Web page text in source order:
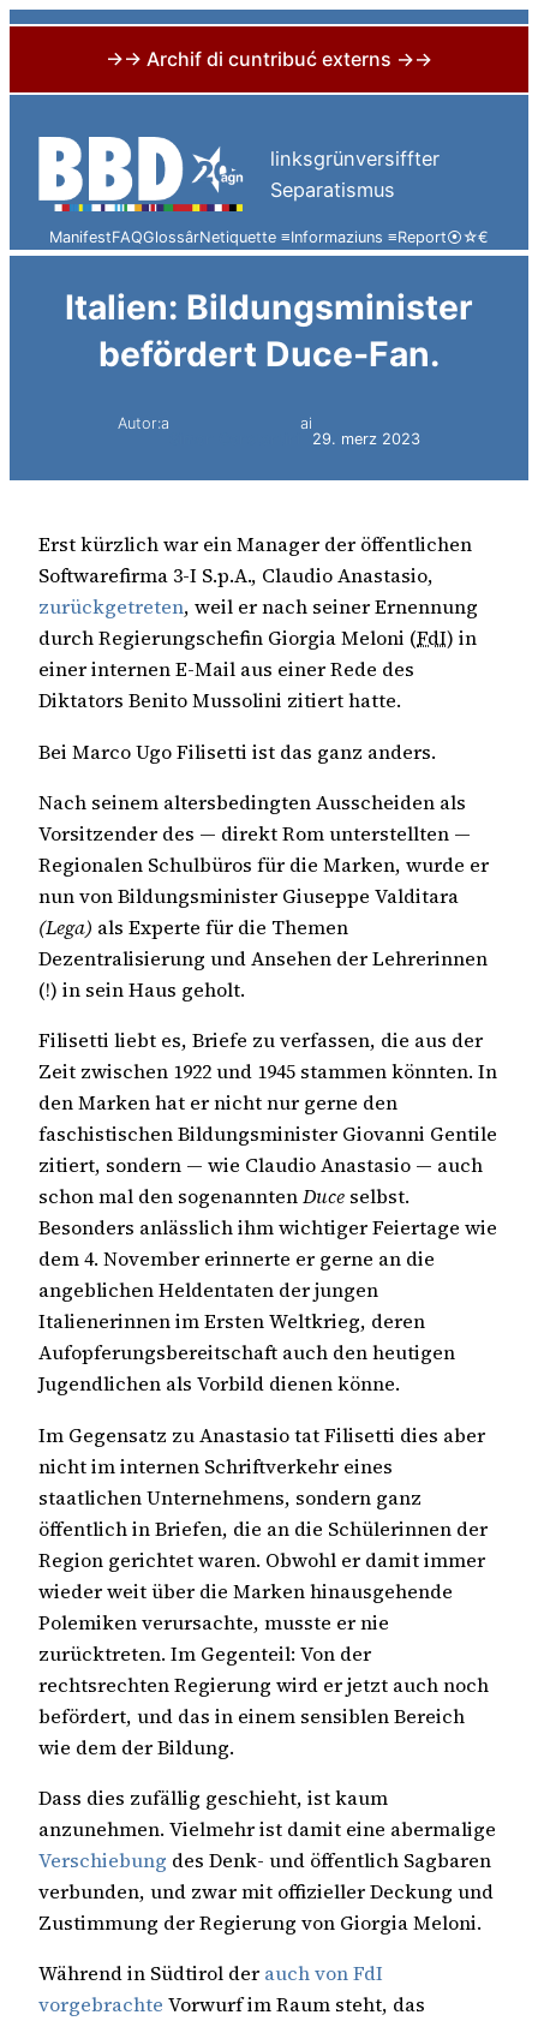
→→ Archif di cuntribuć externs →→
content
linksgrünversiffter
Separatismus
ManifestFAQGlossârNetiquette ≡Informaziuns ≡Report⦿☆€
Italien: Bildungsminister
befördert Duce-Fan.
Autor:a
ai
29. merz 2023
Erst kürzlich war ein Manager der öffentlichen
Softwarefirma 3-I S.p.A., Claudio Anastasio,
zurückgetreten, weil er nach seiner Ernennung
durch Regierungschefin Giorgia Meloni (FdI) in
einer internen E-Mail aus einer Rede des
Diktators Benito Mussolini zitiert hatte.
Bei Marco Ugo Filisetti ist das ganz anders.
Nach seinem altersbedingten Ausscheiden als
Vorsitzender des — direkt Rom unterstellten —
Regionalen Schulbüros für die Marken, wurde er
nun von Bildungsminister Giuseppe Valditara
(Lega) als Experte für die Themen
Dezentralisierung und Ansehen der Lehrerinnen
(!) in sein Haus geholt.
Filisetti liebt es, Briefe zu verfassen, die aus der
Zeit zwischen 1922 und 1945 stammen könnten. In
den Marken hat er nicht nur gerne den
faschistischen Bildungsminister Giovanni Gentile
zitiert, sondern — wie Claudio Anastasio — auch
schon mal den sogenanntenDuce selbst.
Besonders anlässlich ihm wichtiger Feiertage wie
dem 4. November erinnerte er gerne an die
angeblichen Heldentaten der jungen
Italienerinnen im Ersten Weltkrieg, deren
Aufopferungsbereitschaft auch den heutigen
Jugendlichen als Vorbild dienen könne.
Im Gegensatz zu Anastasio tat Filisetti dies aber
nicht im internen Schriftverkehr eines
staatlichen Unternehmens, sondern ganz
öffentlich in Briefen, die an die Schülerinnen der
Region gerichtet waren. Obwohl er damit immer
wieder weit über die Marken hinausgehende
Polemiken verursachte, musste er nie
zurücktreten. Im Gegenteil: Von der
rechtsrechten Regierung wird er jetzt auch noch
befördert, und das in einem sensiblen Bereich
wie dem der Bildung.
Dass dies zufällig geschieht, ist kaum
anzunehmen. Vielmehr ist damit eine abermalige
Verschiebung des Denk- und öffentlich Sagbaren
verbunden, und zwar mit offizieller Deckung und
Zustimmung der Regierung von Giorgia Meloni.
Während in Südtirol der auch von FdI
vorgebrachte Vorwurf im Raum steht, das